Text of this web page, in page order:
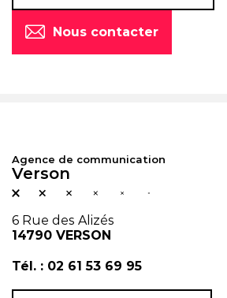
Nous contacter
Agence de communication
Verson
6 Rue des Alizés
14790 VERSON
Tél. : 02 61 53 69 95